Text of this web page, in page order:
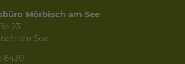
Mörbisch am See
23
am See
8430